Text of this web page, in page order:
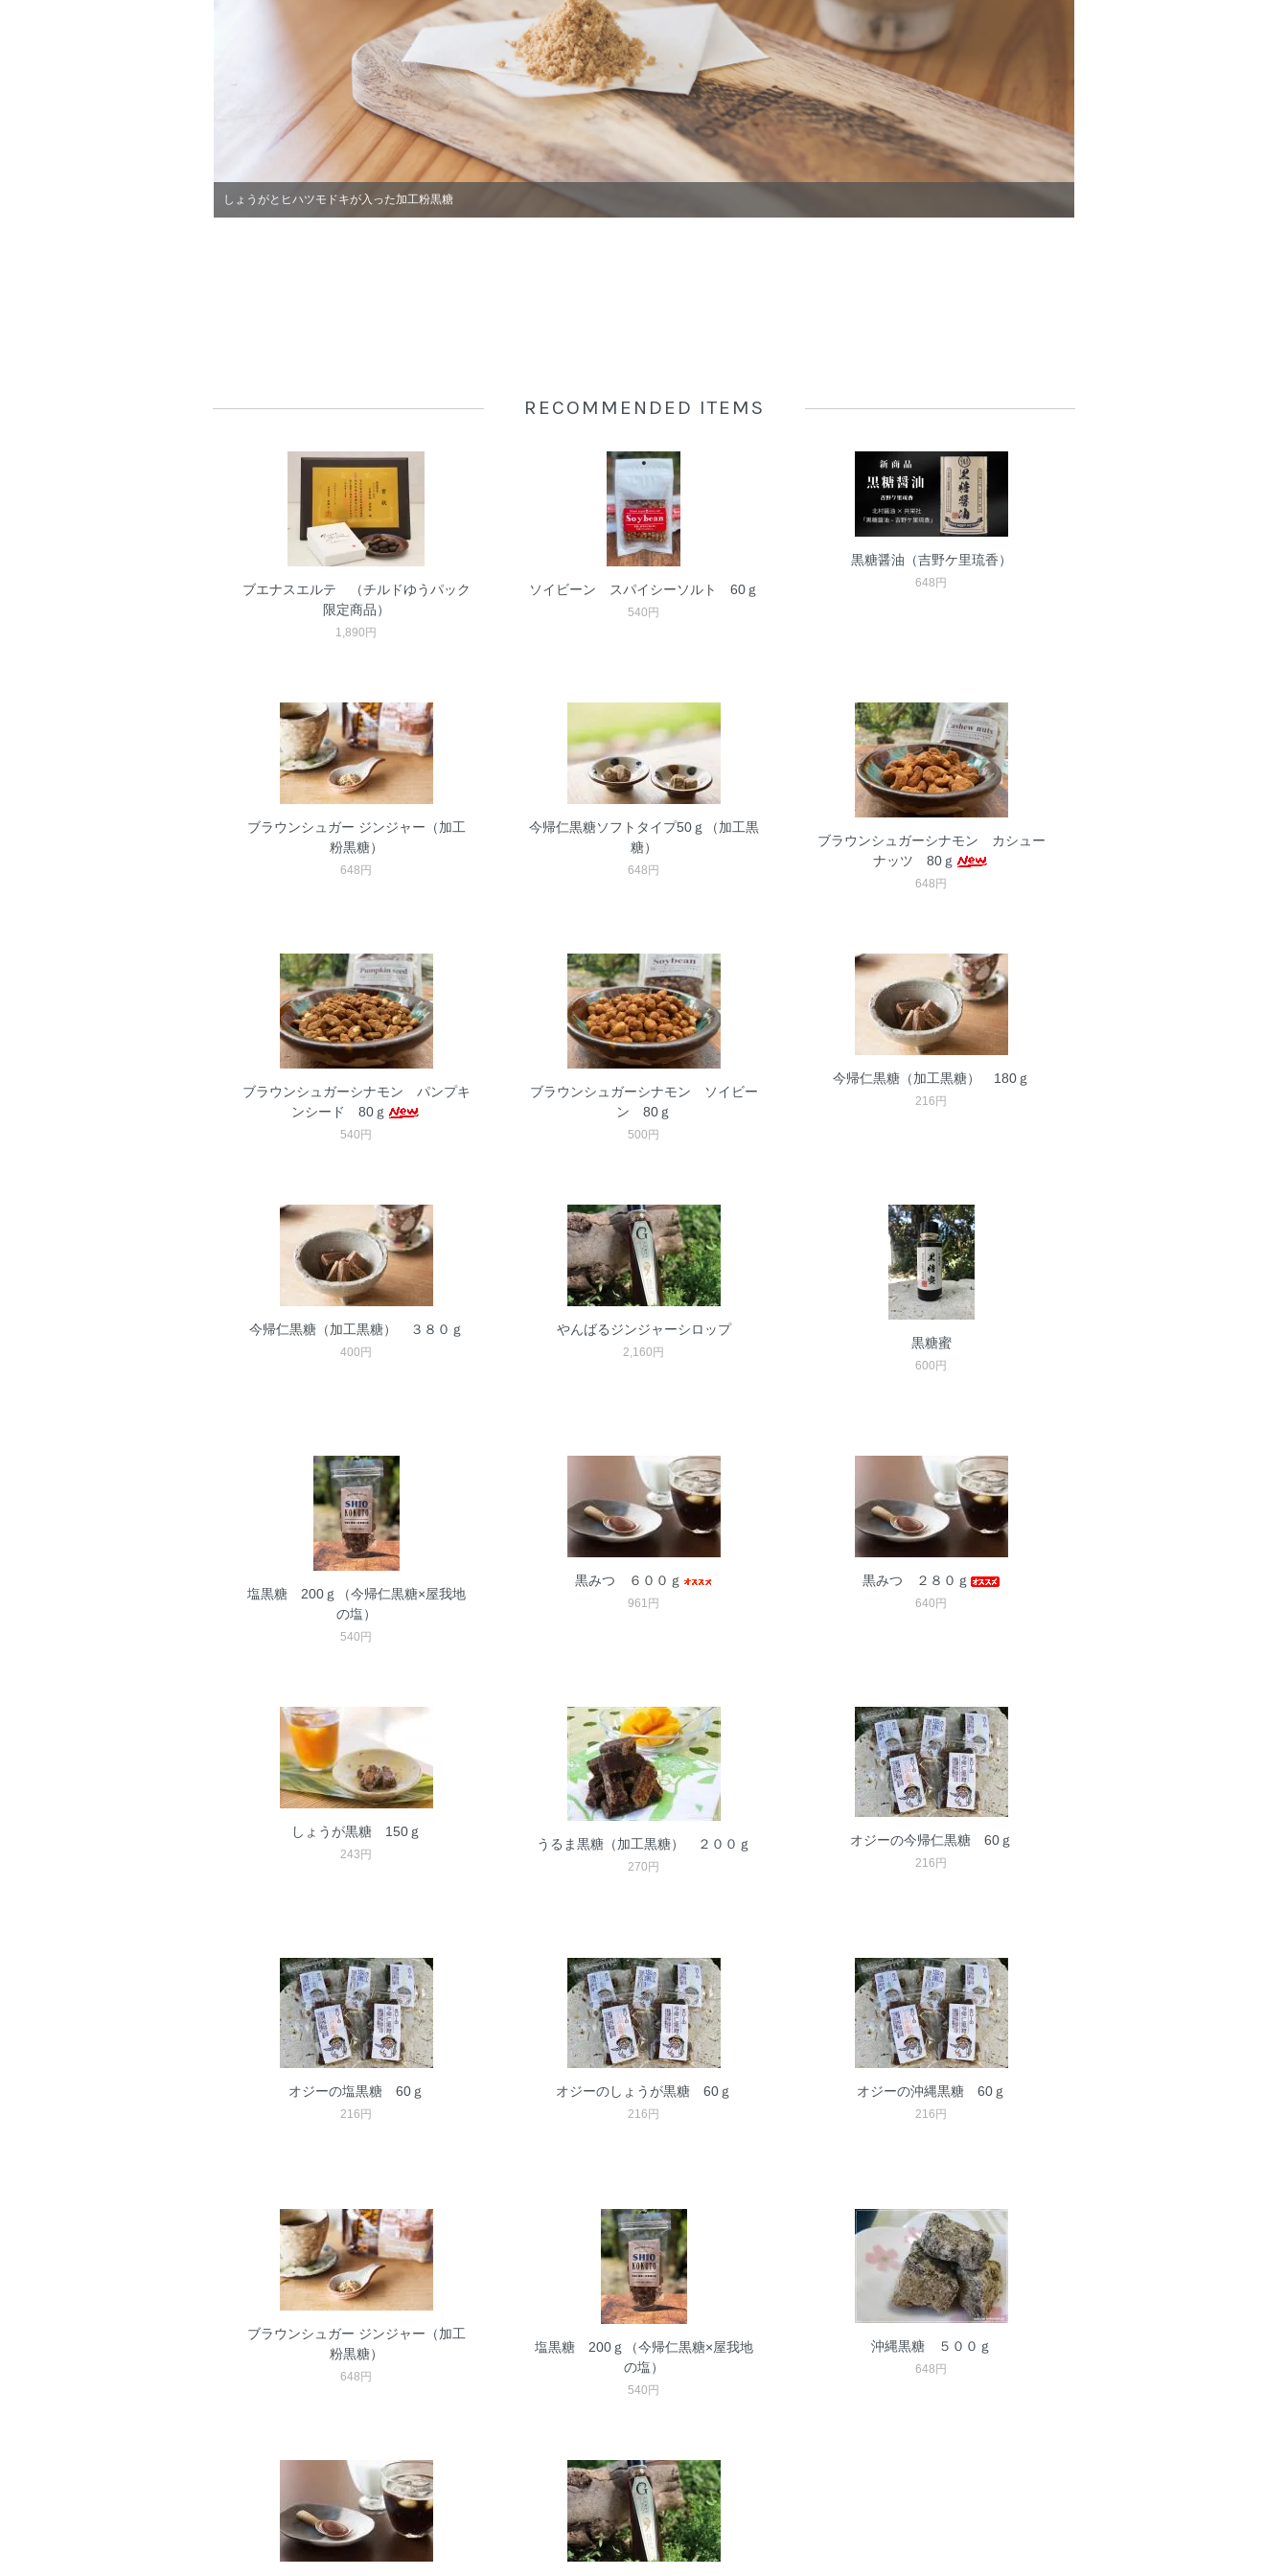
しょうがとヒハツモドキが入った加工粉黒糖
ブラウンシュガー ジンジャー
RECOMMENDED ITEMS
ブエナスエルテ （チルドゆうパック
限定商品）
1,890円
ソイビーン スパイシーソルト 60ｇ
540円
黒糖醤油（吉野ケ里琉香）
648円
ブラウンシュガー ジンジャー（加工
粉黒糖）
648円
今帰仁黒糖ソフトタイプ50ｇ（加工黒
糖）
648円
ブラウンシュガーシナモン カシュー
ナッツ 80ｇ
648円
ブラウンシュガーシナモン パンプキ
ンシード 80ｇ
540円
ブラウンシュガーシナモン ソイビー
ン 80ｇ
500円
今帰仁黒糖（加工黒糖） 180ｇ
216円
今帰仁黒糖（加工黒糖） ３８０ｇ
400円
やんばるジンジャーシロップ
2,160円
黒糖蜜
600円
塩黒糖 200ｇ（今帰仁黒糖×屋我地
の塩）
540円
黒みつ ６００ｇ
961円
黒みつ ２８０ｇ
640円
しょうが黒糖 150ｇ
243円
うるま黒糖（加工黒糖） ２００ｇ
270円
オジーの今帰仁黒糖 60ｇ
216円
オジーの塩黒糖 60ｇ
216円
オジーのしょうが黒糖 60ｇ
216円
オジーの沖縄黒糖 60ｇ
216円
ブラウンシュガー ジンジャー（加工
粉黒糖）
648円
塩黒糖 200ｇ（今帰仁黒糖×屋我地
の塩）
540円
沖縄黒糖 ５００ｇ
648円